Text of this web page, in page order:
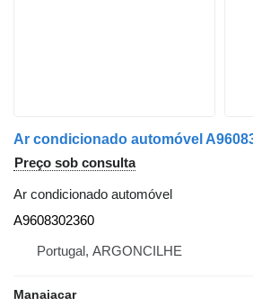
Preço sob consulta
Ar condicionado automóvel
A9608302360
Portugal, ARGONCILHE
Manaiacar